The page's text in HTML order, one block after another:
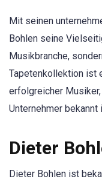
Mit seinen
Bohlen seine
Musikbranche,
Tapetenkollektion ist
erfolgreicher
Unternehmer bekannt
Dieter
Dieter Bohlen ist